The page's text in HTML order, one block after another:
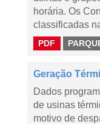
horária. Os
classificadas
PDF
Geração
Dados
de usinas
motivo de